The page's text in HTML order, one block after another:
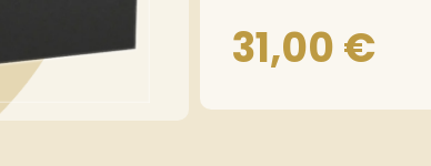
31,00€